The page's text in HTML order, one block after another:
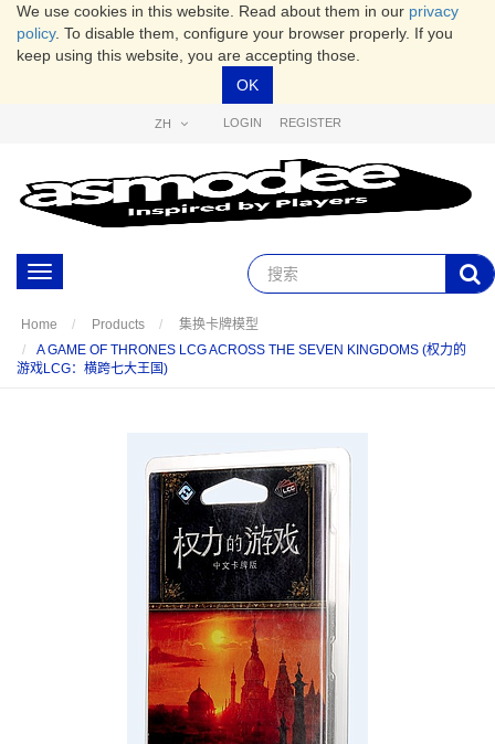
We use cookies in this website. Read about them in our privacy
policy. To disable them, configure your browser properly. If you
keep using this website, you are accepting those.
OK
ZH LOGIN REGISTER
Toggle
navigation
Home Products
集换卡牌模型
A GAME OF THRONES LCG ACROSS THE SEVEN KINGDOMS (权力的
游戏LCG：横跨七大王国)